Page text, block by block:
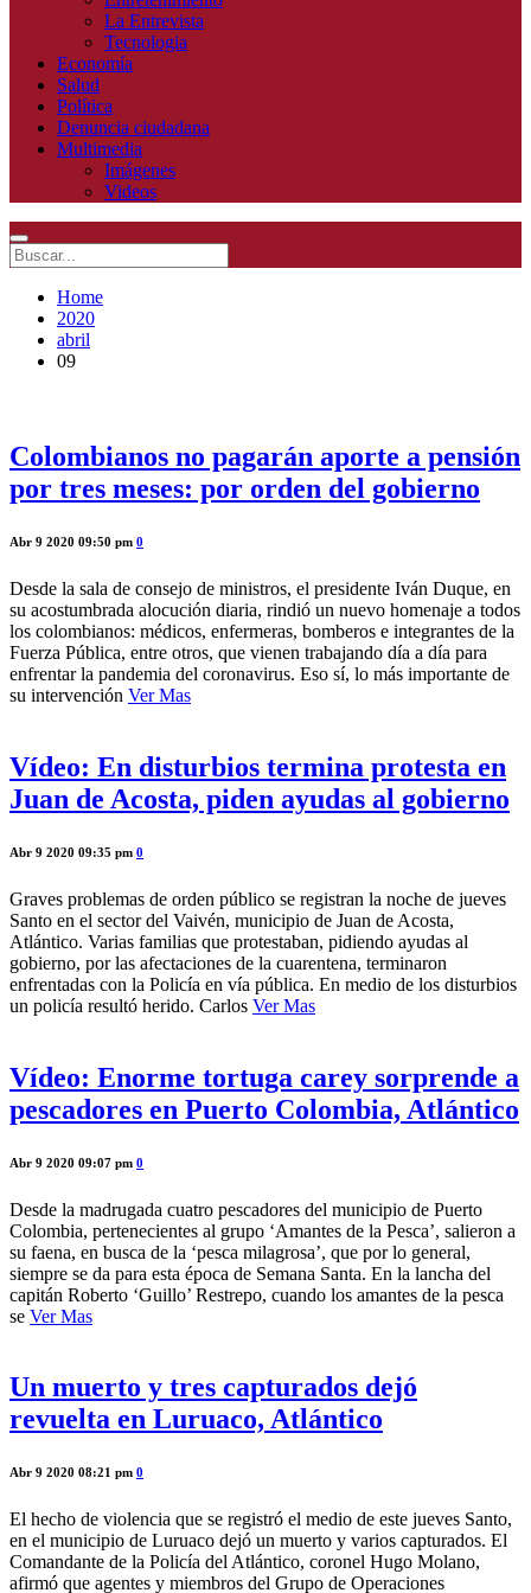
La Entrevista
Tecnologia
Economía
Salud
Política
Denuncia ciudadana
Multimedia
Imágenes
Videos
Home
2020
abril
09
Colombianos no pagarán aporte a pensión
por tres meses: por orden del gobierno
Abr 9 2020 09:50 pm 0
Desde la sala de consejo de ministros, el presidente Iván Duque, en
su acostumbrada alocución diaria, rindió un nuevo homenaje a todos
los colombianos: médicos, enfermeras, bomberos e integrantes de la
Fuerza Pública, entre otros, que vienen trabajando día a día para
enfrentar la pandemia del coronavirus. Eso sí, lo más importante de
su intervención Ver Mas
Vídeo: En disturbios termina protesta en
Juan de Acosta, piden ayudas al gobierno
Abr 9 2020 09:35 pm 0
Graves problemas de orden público se registran la noche de jueves
Santo en el sector del Vaivén, municipio de Juan de Acosta,
Atlántico. Varias familias que protestaban, pidiendo ayudas al
gobierno, por las afectaciones de la cuarentena, terminaron
enfrentadas con la Policía en vía pública. En medio de los disturbios
un policía resultó herido. Carlos Ver Mas
Vídeo: Enorme tortuga carey sorprende a
pescadores en Puerto Colombia, Atlántico
Abr 9 2020 09:07 pm 0
Desde la madrugada cuatro pescadores del municipio de Puerto
Colombia, pertenecientes al grupo ‘Amantes de la Pesca’, salieron a
su faena, en busca de la ‘pesca milagrosa’, que por lo general,
siempre se da para esta época de Semana Santa. En la lancha del
capitán Roberto ‘Guillo’ Restrepo, cuando los amantes de la pesca
se Ver Mas
Un muerto y tres capturados dejó
revuelta en Luruaco, Atlántico
Abr 9 2020 08:21 pm 0
El hecho de violencia que se registró el medio de este jueves Santo,
en el municipio de Luruaco dejó un muerto y varios capturados. El
Comandante de la Policía del Atlántico, coronel Hugo Molano,
afirmó que agentes y miembros del Grupo de Operaciones